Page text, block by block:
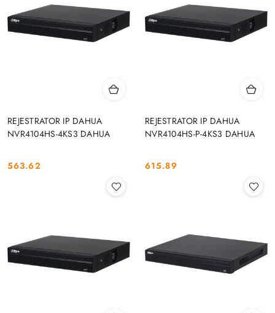
REJESTRATOR IP DAHUA
NVR4104HS-4KS3 DAHUA
Cena:
563.62
REJESTRATOR IP DAHUA
NVR4104HS-P-4KS3 DAHUA
Cena:
615.89